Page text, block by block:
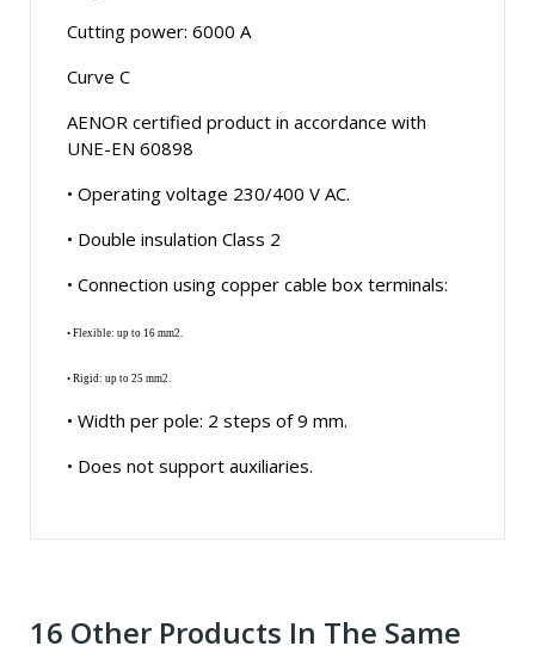
Cutting power: 6000 A
Curve C
AENOR certified product in accordance with
UNE-EN 60898
• Operating voltage 230/400 V AC.
• Double insulation Class 2
• Connection using copper cable box terminals:
• Flexible: up to 16 mm2.
• Rigid: up to 25 mm2.
• Width per pole: 2 steps of 9 mm.
• Does not support auxiliaries.
16 Other Products In The Same